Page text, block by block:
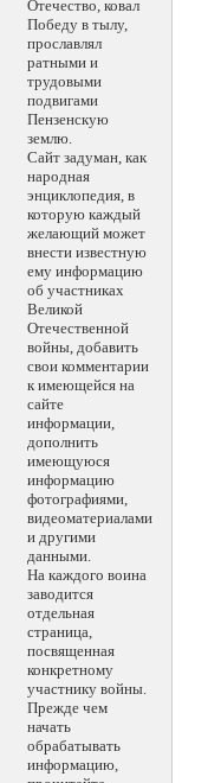
Отечество, ковал
Победу в тылу,
прославлял
ратными и
трудовыми
подвигами
Пензенскую
землю.
Сайт задуман, как
народная
энциклопедия, в
которую каждый
желающий может
внести известную
ему информацию
об участниках
Великой
Отечественной
войны, добавить
свои комментарии
к имеющейся на
сайте
информации,
дополнить
имеющуюся
информацию
фотографиями,
видеоматериалами
и другими
данными.
На каждого воина
заводится
отдельная
страница,
посвященная
конкретному
участнику войны.
Прежде чем
начать
обрабатывать
информацию,